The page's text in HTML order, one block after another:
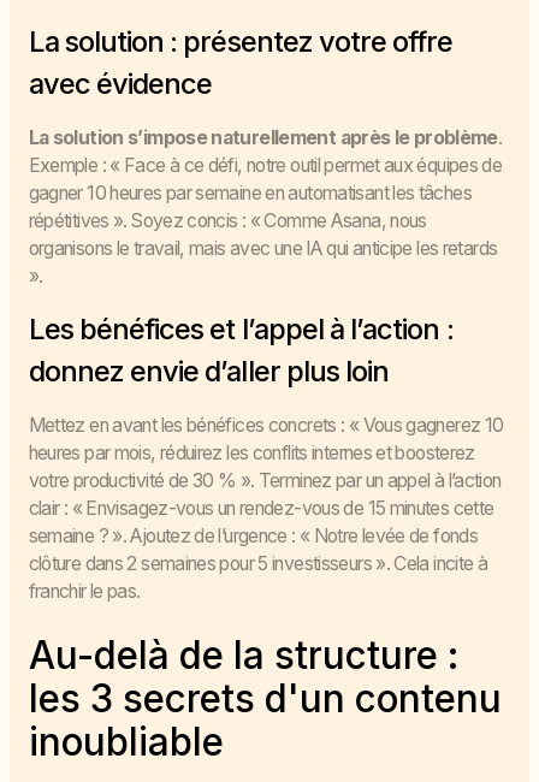
La solution : présentez votre offre
avec évidence
La solution s’impose naturellement après le problème.
Exemple : « Face à ce défi, notre outil permet aux équipes de
gagner 10 heures par semaine en automatisant les tâches
répétitives ». Soyez concis : « Comme Asana, nous
organisons le travail, mais avec une IA qui anticipe les retards
».
Les bénéfices et l’appel à l’action :
donnez envie d’aller plus loin
Mettez en avant les bénéfices concrets : « Vous gagnerez 10
heures par mois, réduirez les conflits internes et boosterez
votre productivité de 30 % ». Terminez par un appel à l’action
clair : « Envisagez-vous un rendez-vous de 15 minutes cette
semaine ? ». Ajoutez de l’urgence : « Notre levée de fonds
clôture dans 2 semaines pour 5 investisseurs ». Cela incite à
franchir le pas.
Au-delà de la structure :
les 3 secrets d'un contenu
inoubliable